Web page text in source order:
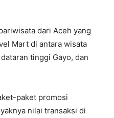
dari Aceh yang
Mart di antara wisata
tinggi Gayo, dan
paket promosi
nilai transaksi di